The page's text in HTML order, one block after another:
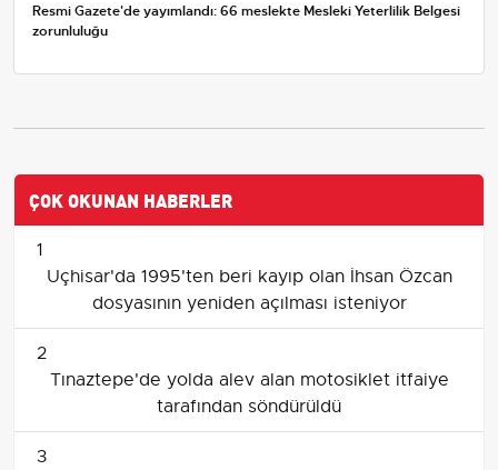
Resmi Gazete'de yayımlandı: 66 meslekte Mesleki Yeterlilik Belgesi
zorunluluğu
ÇOK OKUNAN HABERLER
1
Uçhisar'da 1995'ten beri kayıp olan İhsan Özcan
dosyasının yeniden açılması isteniyor
2
Tınaztepe'de yolda alev alan motosiklet itfaiye
tarafından söndürüldü
3